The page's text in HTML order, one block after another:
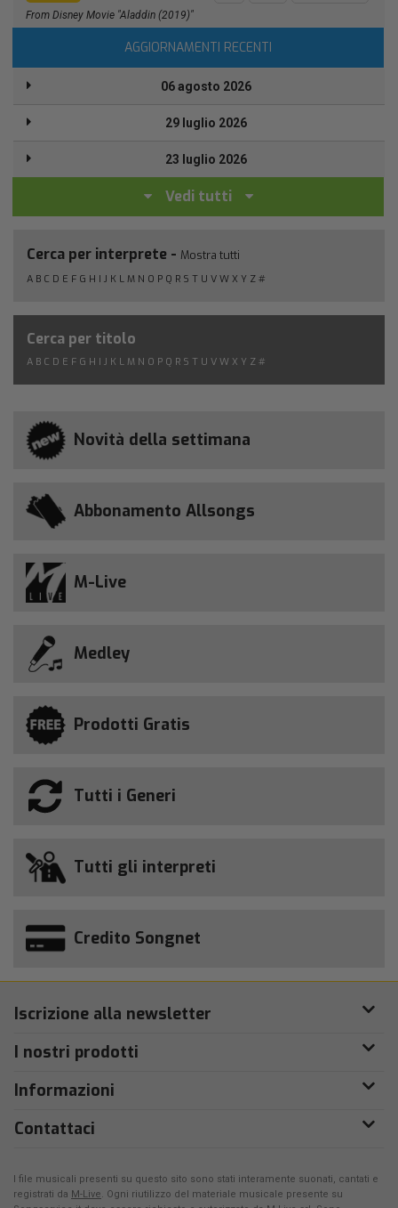
From Disney Movie "Aladdin (2019)"
AGGIORNAMENTI RECENTI
06 agosto 2026
29 luglio 2026
23 luglio 2026
Vedi tutti
Cerca per interprete - Mostra tutti
A B C D E F G H I J K L M N O P Q R S T U V W X Y Z #
Cerca per titolo
A B C D E F G H I J K L M N O P Q R S T U V W X Y Z #
Novità della settimana
Abbonamento Allsongs
M-Live
Medley
Prodotti Gratis
Tutti i Generi
Tutti gli interpreti
Credito Songnet
Iscrizione alla newsletter
I nostri prodotti
Informazioni
Contattaci
I file musicali presenti su questo sito sono stati interamente suonati, cantati e
registrati da M-Live. Ogni riutilizzo del materiale musicale presente su